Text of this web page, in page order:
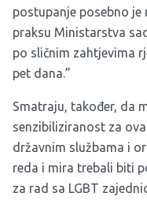
postupanje posebno je
praksu Ministarstva
po sličnim zahtjevima
pet dana.”
Smatraju, također, da
senzibiliziranost za
državnim službama i
reda i mira trebali biti
za rad sa LGBT